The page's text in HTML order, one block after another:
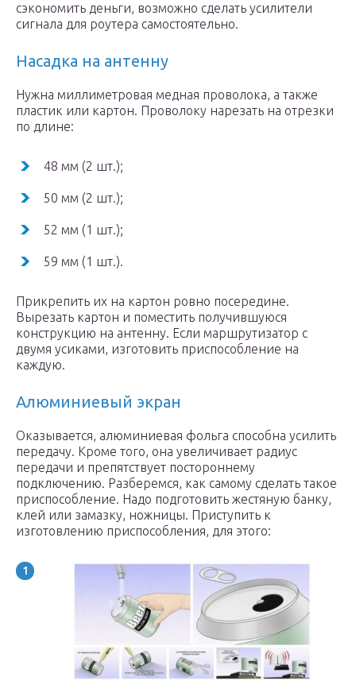
сэкономить деньги, возможно сделать усилители
сигнала для роутера самостоятельно.
Насадка на антенну
Нужна миллиметровая медная проволока, а также
пластик или картон. Проволоку нарезать на отрезки
по длине:
48 мм (2 шт.);
50 мм (2 шт.);
52 мм (1 шт.);
59 мм (1 шт.).
Прикрепить их на картон ровно посередине.
Вырезать картон и поместить получившуюся
конструкцию на антенну. Если маршрутизатор с
двумя усиками, изготовить приспособление на
каждую.
Алюминиевый экран
Оказывается, алюминиевая фольга способна усилить
передачу. Кроме того, она увеличивает радиус
передачи и препятствует постороннему
подключению. Разберемся, как самому сделать такое
приспособление. Надо подготовить жестяную банку,
клей или замазку, ножницы. Приступить к
изготовлению приспособления, для этого: